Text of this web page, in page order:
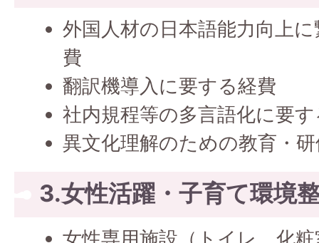
外国人材の日本語能力向上
費
翻訳機導入に要する経費
社内規程等の多言語化に要
異文化理解のための教育・
3.女性活躍・子育て環境